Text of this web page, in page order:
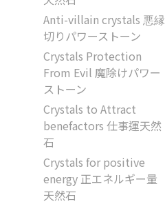
Anti-villain crystals 悪縁
切りパワーストーン
Crystals Protection
From Evil 魔除けパワー
ストーン
Crystals to Attract
benefactors 仕事運天然
石
Crystals for positive
energy 正エネルギー量
天然石